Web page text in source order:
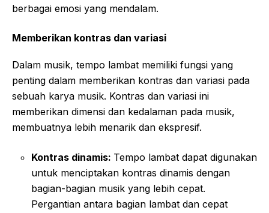
berbagai emosi yang mendalam.
Memberikan kontras dan variasi
Dalam musik, tempo lambat memiliki fungsi yang
penting dalam memberikan kontras dan variasi pada
sebuah karya musik. Kontras dan variasi ini
memberikan dimensi dan kedalaman pada musik,
membuatnya lebih menarik dan ekspresif.
Kontras dinamis: Tempo lambat dapat digunakan
untuk menciptakan kontras dinamis dengan
bagian-bagian musik yang lebih cepat.
Pergantian antara bagian lambat dan cepat